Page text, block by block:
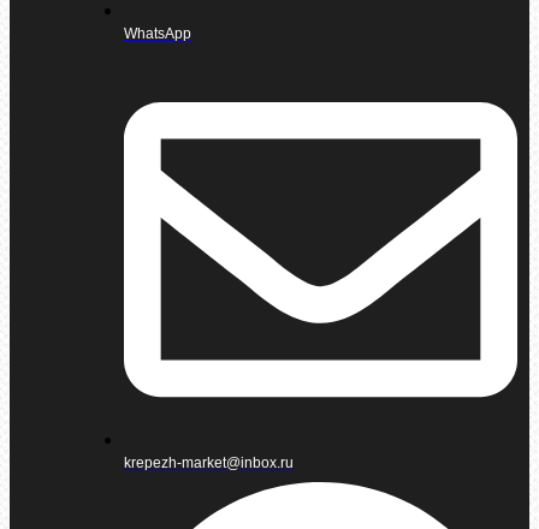
WhatsApp
krepezh-market@inbox.ru